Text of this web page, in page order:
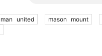
man united mason mount